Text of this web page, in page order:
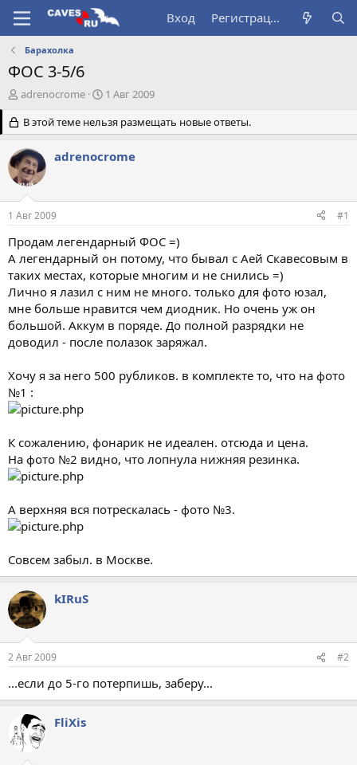
Вход Регистрация
Барахолка
ФОС 3-5/6
А
т
о
р
т
е
м
adrenocrome
Д
т
а
а
а
1 Авг 2009
В этой теме нельзя размещать новые ответы.
adrenocrome
1 Авг 2009 #1
Продам легендарный ФОС =)
А легендарный он потому, что бывал с Аей Скавесовым в
таких местах, которые многим и не снились =)
Лично я лазил с ним не много. только для фото юзал,
мне больше нравится чем диодник. Но очень уж он
большой. Аккум в поряде. До полной разрядки не
доводил - после полазок заряжал.
Хочу я за него 500 рубликов. в комплекте то, что на фото
№1 :
К сожалению, фонарик не идеален. отсюда и цена.
На фото №2 видно, что лопнула нижняя резинка.
А верхняя вся потрескалась - фото №3.
Совсем забыл. в Москве.
kIRuS
2 Авг 2009 #2
...если до 5-го потерпишь, заберу...
FliXis